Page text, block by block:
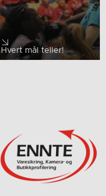
Hvert mål teller!